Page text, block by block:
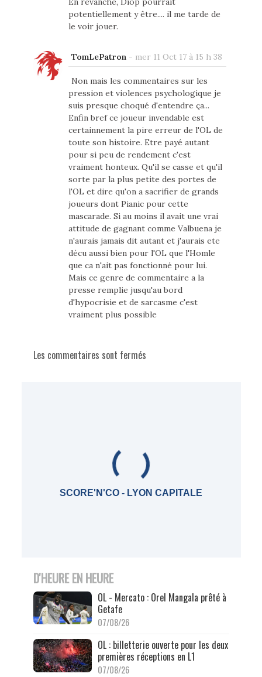
potentiellement y être.... il me tarde de
le voir jouer.
TomLePatron- mer 11 Oct 17 à 15 h 38
Non mais les commentaires sur les
pression et violences psychologique je
suis presque choqué d'entendre ça...
Enfin bref ce joueur invendable est
certainnement la pire erreur de l'OL de
toute son histoire. Etre payé autant
pour si peu de rendement c'est
vraiment honteux. Qu'il se casse et qu'il
sorte par la plus petite des portes de
l'OL et dire qu'on a sacrifier de grands
joueurs dont Pianic pour cette
mascarade. Si au moins il avait une vrai
attitude de gagnant comme Valbuena je
n'aurais jamais dit autant et j'aurais ete
décu aussi bien pour l'OL que l'Homle
que ca n'ait pas fonctionné pour lui.
Mais ce genre de commentaire a la
presse remplie jusqu'au bord
d'hypocrisie et de sarcasme c'est
vraiment plus possible
Les commentaires sont fermés
SCORE'N'CO - LYON CAPITALE
D'HEURE EN HEURE
OL - Mercato : Orel Mangala prêté à
Getafe
07/08/26
OL : billetterie ouverte pour les deux
premières réceptions en L1
07/08/26